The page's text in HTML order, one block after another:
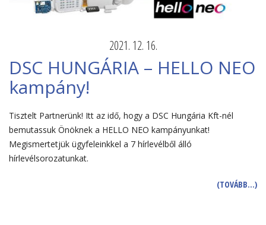
2021. 12. 16.
DSC HUNGÁRIA – HELLO NEO
kampány!
Tisztelt Partnerünk! Itt az idő, hogy a DSC Hungária Kft-nél
bemutassuk Önöknek a HELLO NEO kampányunkat!
Megismertetjük ügyfeleinkkel a 7 hírlevélből álló
hírlevélsorozatunkat.
(TOVÁBB…)